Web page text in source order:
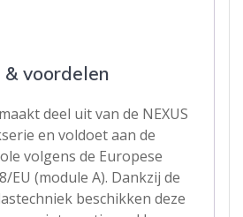
& voordelen
deel uit van de NEXUS
en voldoet aan de
volgens de Europese
EU (module A). Dankzij de
beschikken deze